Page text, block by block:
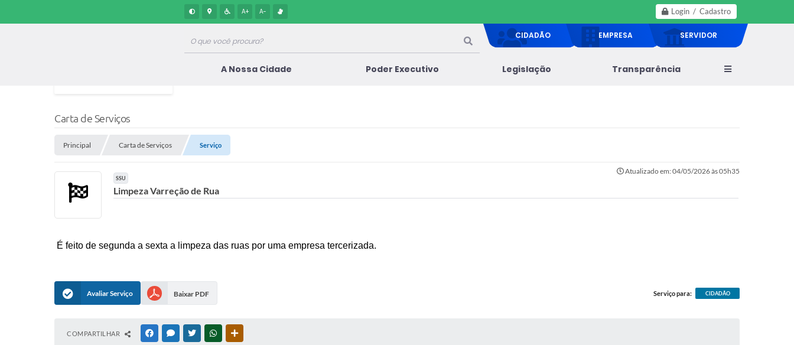
Login / Cadastro
A+ A-
CIDADÃO EMPRESA SERVIDOR
A Nossa Cidade Poder Executivo Legislação Transparência
Carta de Serviços
Principal Carta de Serviços Serviço
Atualizado em: 04/05/2026 às 05h35
SSU
Limpeza Varreção de Rua
É feito de segunda a sexta a limpeza das ruas por uma empresa tercerizada.
Avaliar Serviço Baixar PDF Serviço para: CIDADÃO
COMPARTILHAR FACEBOOKMESSENGER
TWITTERWHATSAPP